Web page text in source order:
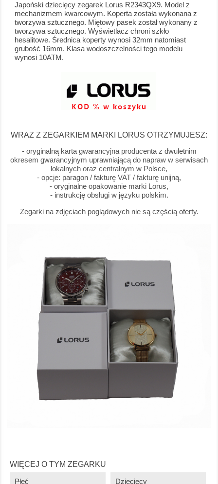
Japoński dziecięcy zegarek Lorus R2343QX9. Model z
mechanizmem kwarcowym. Koperta została wykonana z
tworzywa sztucznego. Miętowy pasek został wykonany z
tworzywa sztucznego. Wyświetlacz chroni szkło
hesalitowe. Średnica koperty wynosi 32mm natomiast
grubość 16mm. Klasa wodoszczelności tego modelu
wynosi 10ATM.
WRAZ Z ZEGARKIEM MARKI LORUS OTRZYMUJESZ:
- oryginalną karta gwarancyjna producenta z dwuletnim
okresem gwarancyjnym uprawniającą do napraw w serwisach
lokalnych oraz centralnym w Polsce,
- opcje: paragon / fakturę VAT / fakturę unijną,
- oryginalne opakowanie marki Lorus,
- instrukcję obsługi w języku polskim.
Zegarki na zdjęciach poglądowych nie są częścią oferty.
WIĘCEJ O TYM ZEGARKU
Płeć Dziecięcy